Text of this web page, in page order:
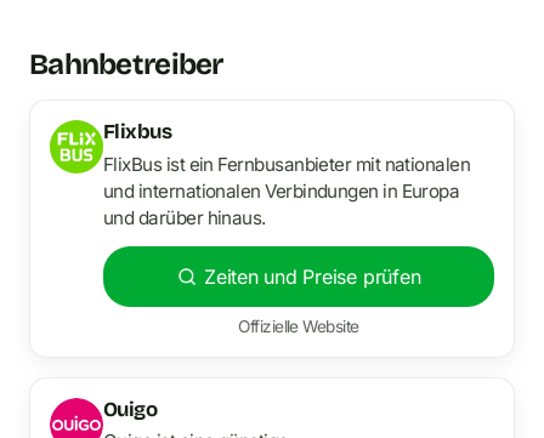
Bahnbetreiber
Flixbus
FlixBus ist ein Fernbusanbieter mit nationalen
und internationalen Verbindungen in Europa
und darüber hinaus.
Zeiten und Preise prüfen
Offizielle Website
Ouigo